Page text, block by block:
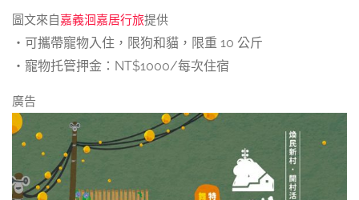
圖文來自嘉義洄嘉居行旅提供
・可攜帶寵物入住，限狗和貓，限重 10 公斤
・寵物托管押金：NT$1000/每次住宿
廣告